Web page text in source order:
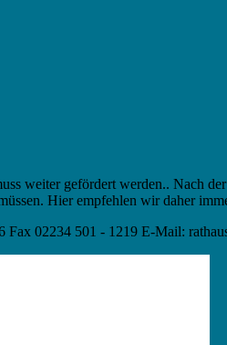
weiter gefördert werden.. Nach
Hier empfehlen wir daher
02234 501 - 1219 E-Mail: